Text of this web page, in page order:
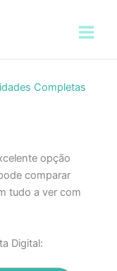
Completas
opção
comparar
tudo a ver com
Digital: